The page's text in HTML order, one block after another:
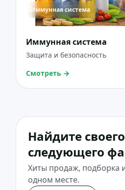
Иммунная система
Иммунная система
Защита и безопасность
Смотреть →
Найдите своего
следующего
Хиты продаж, подборка
одном месте.